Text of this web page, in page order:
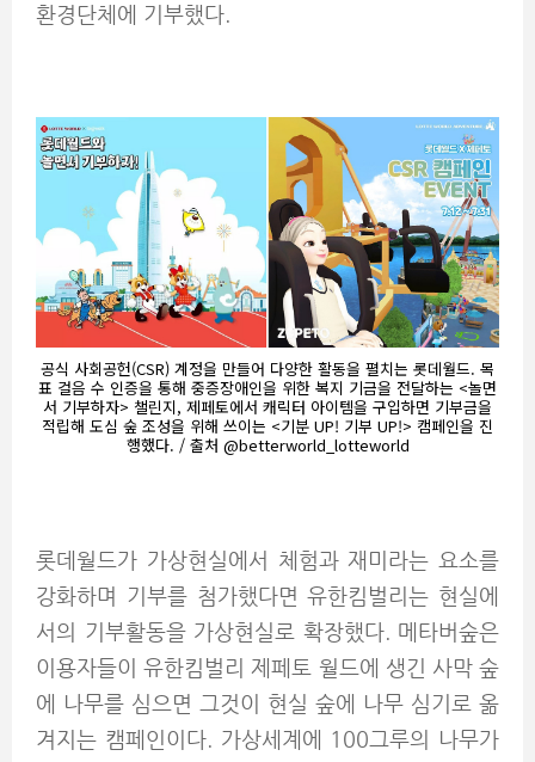
환경단체에 기부했다.
공식 사회공헌(CSR) 계정을 만들어 다양한 활동을 펼치는 롯데월드. 목
표 걸음 수 인증을 통해 중증장애인을 위한 복지 기금을 전달하는 <놀면
서 기부하자> 챌린지, 제페토에서 캐릭터 아이템을 구입하면 기부금을
적립해 도심 숲 조성을 위해 쓰이는 <기분 UP! 기부 UP!> 캠페인을 진
행했다. / 출처 @betterworld_lotteworld
롯데월드가 가상현실에서 체험과 재미라는 요소를
강화하며 기부를 첨가했다면 유한킴벌리는 현실에
서의 기부활동을 가상현실로 확장했다. 메타버숲은
이용자들이 유한킴벌리 제페토 월드에 생긴 사막 숲
에 나무를 심으면 그것이 현실 숲에 나무 심기로 옮
겨지는 캠페인이다. 가상세계에 100그루의 나무가